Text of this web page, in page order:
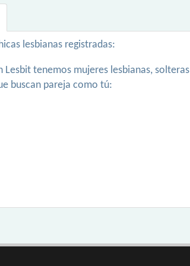
lesbianas registradas:
Lesbit tenemos mujeres lesbianas, solteras
buscan pareja como tú: